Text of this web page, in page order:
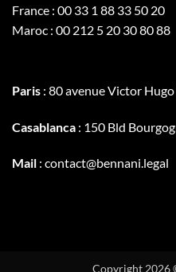
France : 00 33 1 88 33 50 20
Maroc : 00 212 5 20 30 80 88
Paris : 80 avenue Victor
Casablanca : 150 Bld
Mail : contact@bennani.legal
Copyright 2026